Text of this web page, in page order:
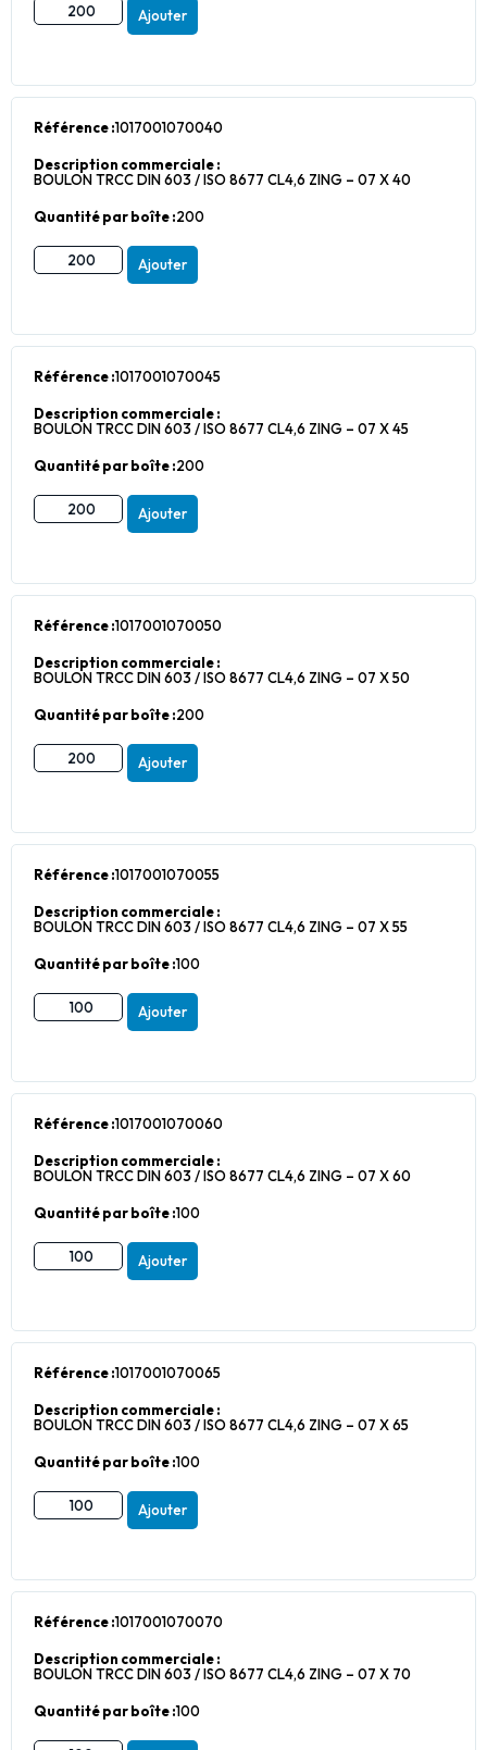
Ajouter
Référence :1017001070040
Description commerciale :
BOULON TRCC DIN 603 / ISO 8677 CL4,6 ZING – 07 X 40
Quantité par boîte :200
Ajouter
Référence :1017001070045
Description commerciale :
BOULON TRCC DIN 603 / ISO 8677 CL4,6 ZING – 07 X 45
Quantité par boîte :200
Ajouter
Référence :1017001070050
Description commerciale :
BOULON TRCC DIN 603 / ISO 8677 CL4,6 ZING – 07 X 50
Quantité par boîte :200
Ajouter
Référence :1017001070055
Description commerciale :
BOULON TRCC DIN 603 / ISO 8677 CL4,6 ZING – 07 X 55
Quantité par boîte :100
Ajouter
Référence :1017001070060
Description commerciale :
BOULON TRCC DIN 603 / ISO 8677 CL4,6 ZING – 07 X 60
Quantité par boîte :100
Ajouter
Référence :1017001070065
Description commerciale :
BOULON TRCC DIN 603 / ISO 8677 CL4,6 ZING – 07 X 65
Quantité par boîte :100
Ajouter
Référence :1017001070070
Description commerciale :
BOULON TRCC DIN 603 / ISO 8677 CL4,6 ZING – 07 X 70
Quantité par boîte :100